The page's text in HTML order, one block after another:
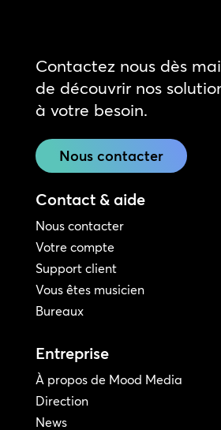
Contactez nous dès
de découvrir nos
à votre besoin.
Nous contacter
Contact & aide
Nous contacter
Votre compte
Support client
Vous êtes musicien
Bureaux
Entreprise
À propos de Mood Media
Direction
News